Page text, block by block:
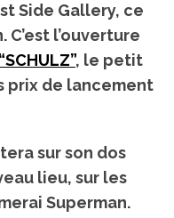
Side Gallery, ce
C’est l’ouverture
, le petit
prix de lancement
sur son dos
lieu, sur les
Superman.